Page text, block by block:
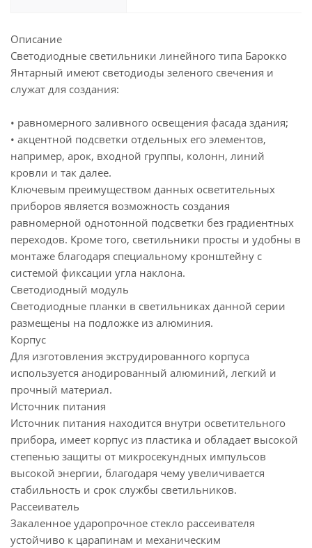
Описание
Светодиодные светильники линейного типа Барокко
Янтарный имеют светодиоды зеленого свечения и
служат для создания:
• равномерного заливного освещения фасада здания;
• акцентной подсветки отдельных его элементов,
например, арок, входной группы, колонн, линий
кровли и так далее.
Ключевым преимуществом данных осветительных
приборов является возможность создания
равномерной однотонной подсветки без градиентных
переходов. Кроме того, светильники просты и удобны в
монтаже благодаря специальному кронштейну с
системой фиксации угла наклона.
Светодиодный модуль
Светодиодные планки в светильниках данной серии
размещены на подложке из алюминия.
Корпус
Для изготовления экструдированного корпуса
используется анодированный алюминий, легкий и
прочный материал.
Источник питания
Источник питания находится внутри осветительного
прибора, имеет корпус из пластика и обладает высокой
степенью защиты от микросекундных импульсов
высокой энергии, благодаря чему увеличивается
стабильность и срок службы светильников.
Рассеиватель
Закаленное ударопрочное стекло рассеивателя
устойчиво к царапинам и механическим